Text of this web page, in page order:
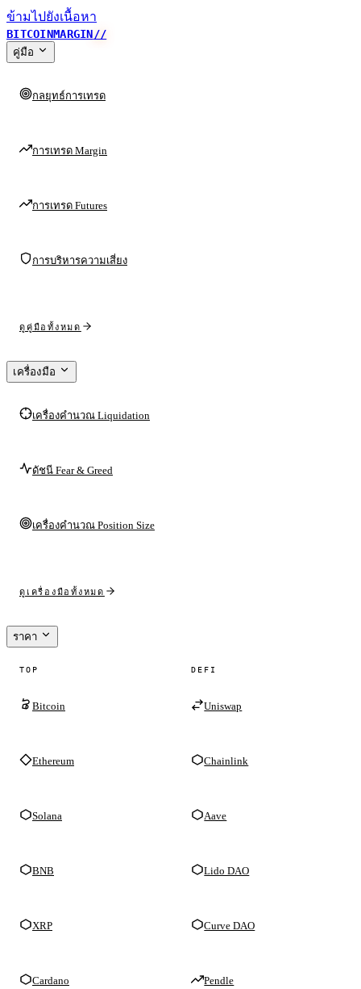
ข้ามไปยังเนื้อหา
BITCOINMARGIN//
คู่มือ
กลยุทธ์การเทรด
การเทรด Margin
การเทรด Futures
การบริหารความเสี่ยง
ดูคู่มือทั้งหมด
เครื่องมือ
เครื่องคำนวณ Liquidation
ดัชนี Fear & Greed
เครื่องคำนวณ Position Size
ดูเครื่องมือทั้งหมด
ราคา
TOP
Bitcoin
Ethereum
Solana
BNB
XRP
Cardano
DEFI
Uniswap
Chainlink
Aave
Lido DAO
Curve DAO
Pendle